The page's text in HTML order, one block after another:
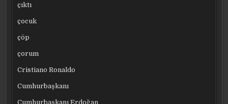
çıktı
çocuk
çöp
çorum
Cristiano Ronaldo
Cumhurbaşkanı
Cumhurbaşkanı Erdoğan